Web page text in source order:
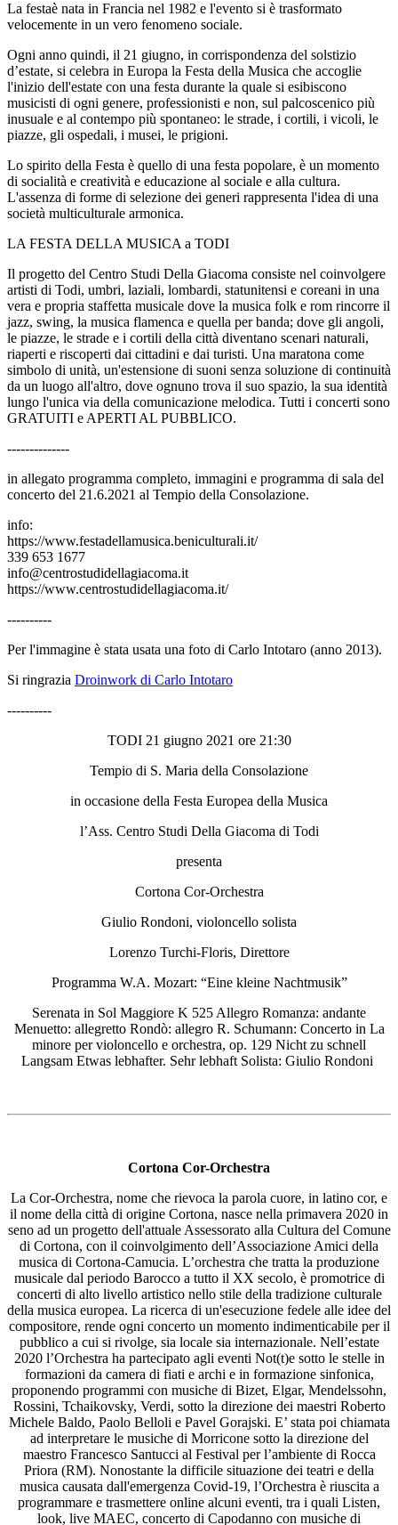
La festaè nata in Francia nel 1982 e l'evento si è trasformato
velocemente in un vero fenomeno sociale.
Ogni anno quindi, il 21 giugno, in corrispondenza del solstizio
d’estate, si celebra in Europa la Festa della Musica che accoglie
l'inizio dell'estate con una festa durante la quale si esibiscono
musicisti di ogni genere, professionisti e non, sul palcoscenico più
inusuale e al contempo più spontaneo: le strade, i cortili, i vicoli, le
piazze, gli ospedali, i musei, le prigioni.
Lo spirito della Festa è quello di una festa popolare, è un momento
di socialità e creatività e educazione al sociale e alla cultura.
L'assenza di forme di selezione dei generi rappresenta l'idea di una
società multiculturale armonica.
LA FESTA DELLA MUSICA a TODI
Il progetto del Centro Studi Della Giacoma consiste nel coinvolgere
artisti di Todi, umbri, laziali, lombardi, statunitensi e coreani in una
vera e propria staffetta musicale dove la musica folk e rom rincorre il
jazz, swing, la musica flamenca e quella per banda; dove gli angoli,
le piazze, le strade e i cortili della città diventano scenari naturali,
riaperti e riscoperti dai cittadini e dai turisti. Una maratona come
simbolo di unità, un'estensione di suoni senza soluzione di continuità
da un luogo all'altro, dove ognuno trova il suo spazio, la sua identità
lungo l'unica via della comunicazione melodica. Tutti i concerti sono
GRATUITI e APERTI AL PUBBLICO.
--------------
in allegato programma completo, immagini e programma di sala del
concerto del 21.6.2021 al Tempio della Consolazione.
info:
https://www.festadellamusica.beniculturali.it/
339 653 1677
info@centrostudidellagiacoma.it
https://www.centrostudidellagiacoma.it/
----------
Per l'immagine è stata usata una foto di Carlo Intotaro (anno 2013).
Si ringrazia Droinwork di Carlo Intotaro
----------
TODI 21 giugno 2021 ore 21:30
Tempio di S. Maria della Consolazione
in occasione della Festa Europea della Musica
l’Ass. Centro Studi Della Giacoma di Todi
presenta
Cortona Cor-Orchestra
Giulio Rondoni, violoncello solista
Lorenzo Turchi-Floris, Direttore
Programma W.A. Mozart: “Eine kleine Nachtmusik”
Serenata in Sol Maggiore K 525 Allegro Romanza: andante
Menuetto: allegretto Rondò: allegro R. Schumann: Concerto in La
minore per violoncello e orchestra, op. 129 Nicht zu schnell
Langsam Etwas lebhafter. Sehr lebhaft Solista: Giulio Rondoni
Cortona Cor-Orchestra
La Cor-Orchestra, nome che rievoca la parola cuore, in latino cor, e
il nome della città di origine Cortona, nasce nella primavera 2020 in
seno ad un progetto dell'attuale Assessorato alla Cultura del Comune
di Cortona, con il coinvolgimento dell’Associazione Amici della
musica di Cortona-Camucia. L’orchestra che tratta la produzione
musicale dal periodo Barocco a tutto il XX secolo, è promotrice di
concerti di alto livello artistico nello stile della tradizione culturale
della musica europea. La ricerca di un'esecuzione fedele alle idee del
compositore, rende ogni concerto un momento indimenticabile per il
pubblico a cui si rivolge, sia locale sia internazionale. Nell’estate
2020 l’Orchestra ha partecipato agli eventi Not(t)e sotto le stelle in
formazioni da camera di fiati e archi e in formazione sinfonica,
proponendo programmi con musiche di Bizet, Elgar, Mendelssohn,
Rossini, Tchaikovsky, Verdi, sotto la direzione dei maestri Roberto
Michele Baldo, Paolo Belloli e Pavel Gorajski. E’ stata poi chiamata
ad interpretare le musiche di Morricone sotto la direzione del
maestro Francesco Santucci al Festival per l’ambiente di Rocca
Priora (RM). Nonostante la difficile situazione dei teatri e della
musica causata dall'emergenza Covid-19, l’Orchestra è riuscita a
programmare e trasmettere online alcuni eventi, tra i quali Listen,
look, live MAEC, concerto di Capodanno con musiche di